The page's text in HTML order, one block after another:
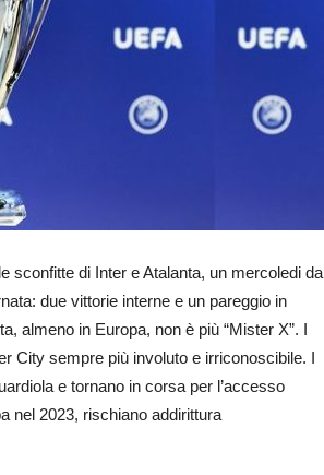
sconfitte di Inter e Atalanta, un mercoledi da
due vittorie interne e un pareggio in
almeno in Europa, non è più “Mister X”. I
City sempre più involuto e irriconoscibile. I
e tornano in corsa per l’accesso
nel 2023, rischiano addirittura